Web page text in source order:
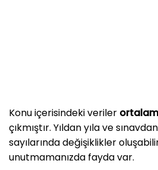
Konu içerisindeki veriler
çıkmıştır. Yıldan yıla ve
sayılarında değişiklikler
unutmamanızda fayda var.